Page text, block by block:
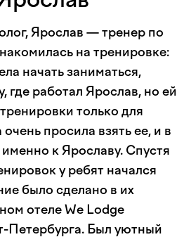
Ярослав — тренер по
на тренировке:
начать заниматься,
где работал Ярослав, но ей
только для
просила взять ее, и в
именно к Ярославу. Спустя
у ребят начался
было сделано в их
отеле We Lodge
Петербурга. Был уютный